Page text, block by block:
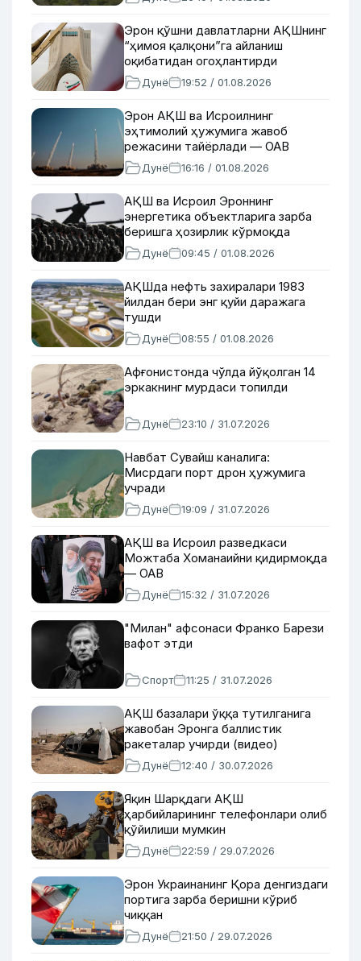
Эрон қўшни давлатларни АҚШнинг
“ҳимоя қалқони”га айланиш
оқибатидан огоҳлантирди
Дунё 19:52 / 01.08.2026
Эрон АҚШ ва Исроилнинг
эҳтимолий ҳужумига жавоб
режасини тайёрлади — ОАВ
Дунё 16:16 / 01.08.2026
АҚШ ва Исроил Эроннинг
энергетика объектларига зарба
беришга ҳозирлик кўрмоқда
Дунё 09:45 / 01.08.2026
АҚШда нефть захиралари 1983
йилдан бери энг қуйи даражага
тушди
Дунё 08:55 / 01.08.2026
Афғонистонда чўлда йўқолган 14
эркакнинг мурдаси топилди
Дунё 23:10 / 31.07.2026
Навбат Сувайш каналига:
Мисрдаги порт дрон ҳужумига
учради
Дунё 19:09 / 31.07.2026
АҚШ ва Исроил разведкаси
Можтаба Хоманаийни қидирмоқда
— ОАВ
Дунё 15:32 / 31.07.2026
"Милан" афсонаси Франко Барези
вафот этди
Спорт 11:25 / 31.07.2026
АҚШ базалари ўққа тутилганига
жавобан Эронга баллистик
ракеталар учирди (видео)
Дунё 12:40 / 30.07.2026
Яқин Шарқдаги АҚШ
ҳарбийларининг телефонлари олиб
қўйилиши мумкин
Дунё 22:59 / 29.07.2026
Эрон Украинанинг Қора денгиздаги
портига зарба беришни кўриб
чиққан
Дунё 21:50 / 29.07.2026